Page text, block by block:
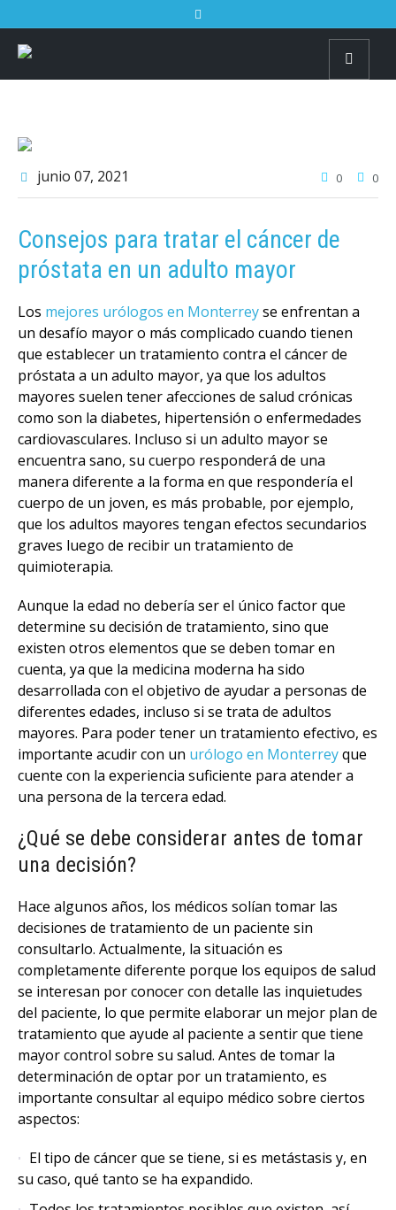
junio 07, 2021 0 0
Consejos para tratar el cáncer de
próstata en un adulto mayor
Los mejores urólogos en Monterreyse enfrentan a
un desafío mayor o más complicado cuando tienen
que establecer un tratamiento contra el cáncer de
próstata a un adulto mayor, ya que los adultos
mayores suelen tener afecciones de salud crónicas
como son la diabetes, hipertensión o enfermedades
cardiovasculares. Incluso si un adulto mayor se
encuentra sano, su cuerpo responderá de una
manera diferente a la forma en que respondería el
cuerpo de un joven, es más probable, por ejemplo,
que los adultos mayores tengan efectos secundarios
graves luego de recibir un tratamiento de
quimioterapia.
Aunque la edad no debería ser el único factor que
determine su decisión de tratamiento, sino que
existen otros elementos que se deben tomar en
cuenta, ya que la medicina moderna ha sido
desarrollada con el objetivo de ayudar a personas de
diferentes edades, incluso si se trata de adultos
mayores. Para poder tener un tratamiento efectivo, es
importante acudir con un urólogo en Monterreyque
cuente con la experiencia suficiente para atender a
una persona de la tercera edad.
¿Qué se debe considerar antes de tomar
una decisión?
Hace algunos años, los médicos solían tomar las
decisiones de tratamiento de un paciente sin
consultarlo. Actualmente, la situación es
completamente diferente porque los equipos de salud
se interesan por conocer con detalle las inquietudes
del paciente, lo que permite elaborar un mejor plan de
tratamiento que ayude al paciente a sentir que tiene
mayor control sobre su salud. Antes de tomar la
determinación de optar por un tratamiento, es
importante consultar al equipo médico sobre ciertos
aspectos:
El tipo de cáncer que se tiene, si es metástasis y, en
su caso, qué tanto se ha expandido.